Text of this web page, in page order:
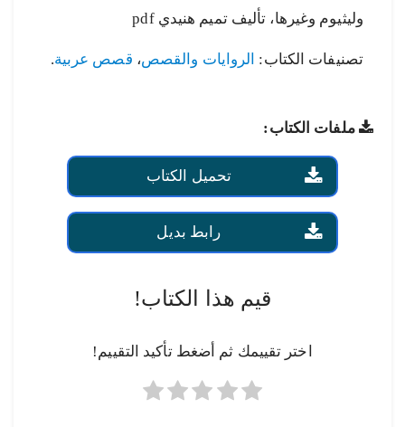
وليثيوم وغيرها، تأليف تميم هنيدي pdf
تصنيفات الكتاب: الروايات والقصص، قصص عربية.
ملفات الكتاب:
تحميل الكتاب
رابط بديل
قيم هذا الكتاب!
اختر تقييمك ثم أضغط تأكيد التقييم!